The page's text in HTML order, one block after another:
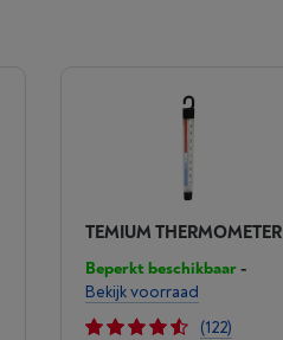
TEMIUM THERMOMETER
Beperkt beschikbaar-
Bekijk voorraad
(122)